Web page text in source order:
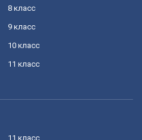
8 класс
9 класс
10 класс
11 класс
11 класс